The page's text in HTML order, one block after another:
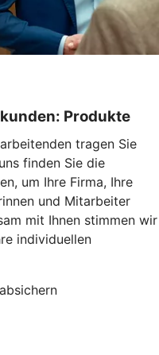
Produkte
tragen Sie
finden Sie die
um Ihre Firma, Ihre
und Mitarbeiter
mit Ihnen stimmen wir
individuellen